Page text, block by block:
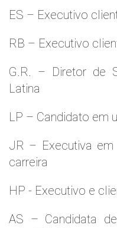
ES – Executivo
RB – Executivo
G.R. – Diretor de
Latina
LP – Candidato em
JR – Executiva
carreira
HP - Executivo e
AS – Candidata